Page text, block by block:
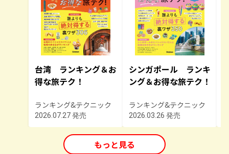
台湾 ランキング＆お
得な旅テク！
ランキング&テクニック
2026.07.27 発売
シンガポール ランキ
ング＆お得な旅テク！
ランキング&テクニック
2026.03.26 発売
もっと見る